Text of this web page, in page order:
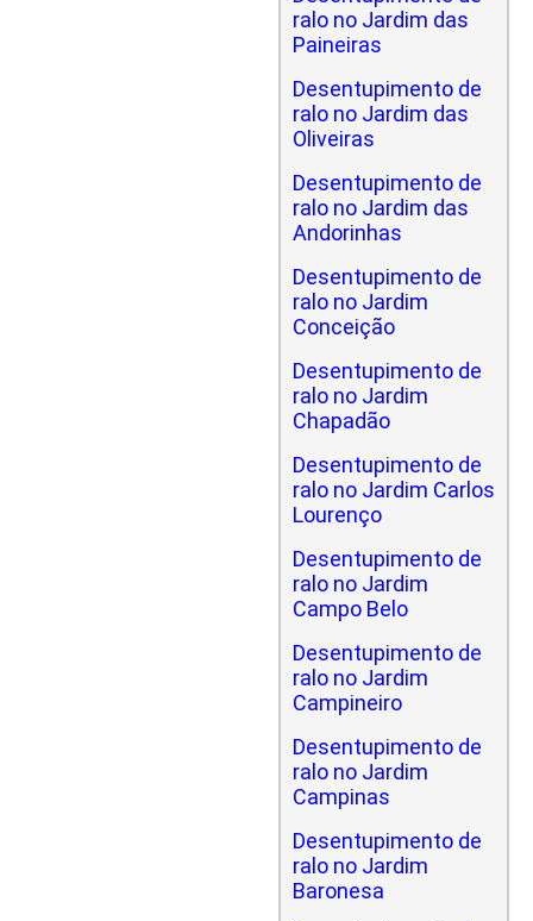
ralo no Jardim das
Paineiras
Desentupimento de
ralo no Jardim das
Oliveiras
Desentupimento de
ralo no Jardim das
Andorinhas
Desentupimento de
ralo no Jardim
Conceição
Desentupimento de
ralo no Jardim
Chapadão
Desentupimento de
ralo no Jardim Carlos
Lourenço
Desentupimento de
ralo no Jardim
Campo Belo
Desentupimento de
ralo no Jardim
Campineiro
Desentupimento de
ralo no Jardim
Campinas
Desentupimento de
ralo no Jardim
Baronesa